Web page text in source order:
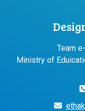
Team
Ministry of